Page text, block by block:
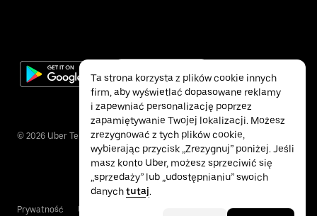
© 2026 Uber Technologies Inc.
Prywatność Ułatwienia dostępu
Ta strona korzysta z plików cookie innych
firm, aby wyświetlać dopasowane reklamy
i zapewniać personalizację poprzez
zapamiętywanie Twojej lokalizacji. Możesz
zrezygnować z tych plików cookie,
wybierając przycisk „Zrezygnuj” poniżej. Jeśli
masz konto Uber, możesz sprzeciwić się
„sprzedaży” lub „udostępnianiu” swoich
danychtutaj.